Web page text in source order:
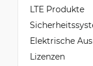
LTE Produkte
Elektrische
Lizenzen